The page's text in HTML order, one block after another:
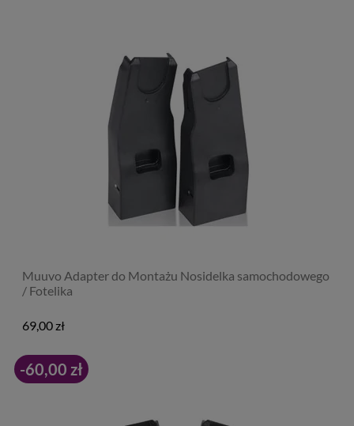
Muuvo Adapter do Montażu Nosidelka samochodowego
/ Fotelika
69,00 zł
-60,00 zł